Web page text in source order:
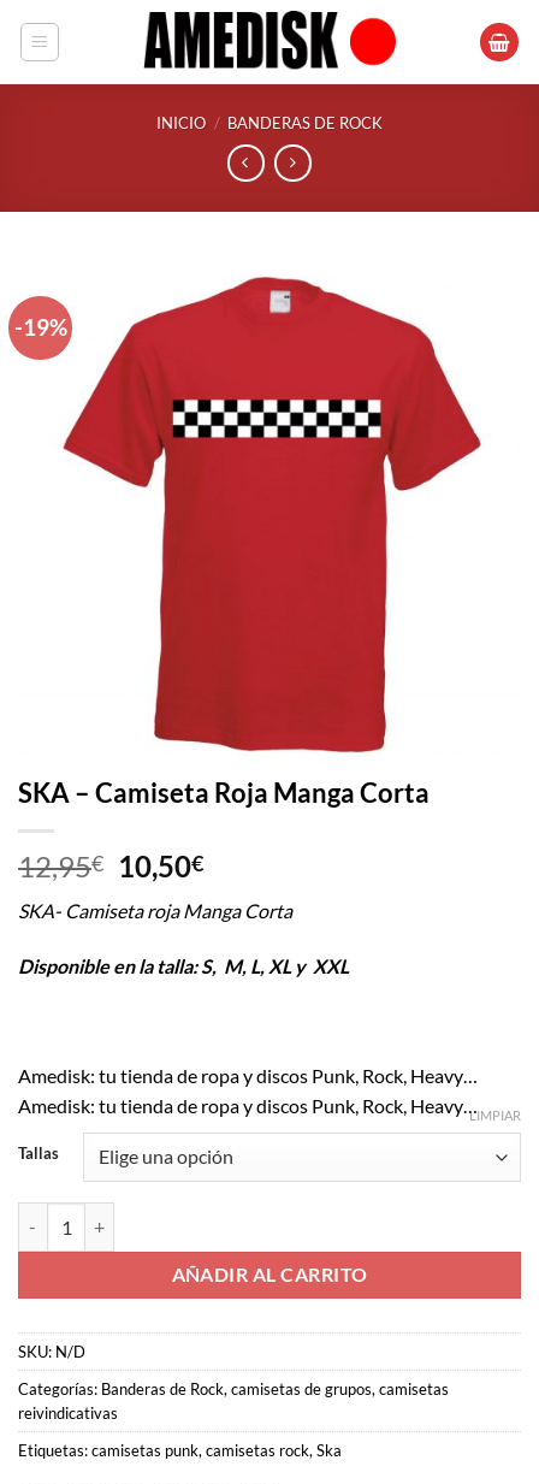
INICIO / BANDERAS DE ROCK
-19%
SKA – Camiseta Roja Manga Corta
12,95€
El
precio
original
era:
12,95€.
10,50€El
actual
es:
10,50€.
SKA- Camiseta roja Manga Corta
Disponible en la talla: S, M, L, XL y XXL
Amedisk: tu tienda de ropa y discos Punk, Rock, Heavy…
Amedisk: tu tienda de ropa y discos Punk, Rock, Heavy…
Tallas
LIMPIAR
AÑADIR AL CARRITO
SKU: N/D
Categorías: Banderas de Rock,camisetas de grupos,camisetas
reivindicativas
Etiquetas:camisetas punk,camisetas rock,Ska